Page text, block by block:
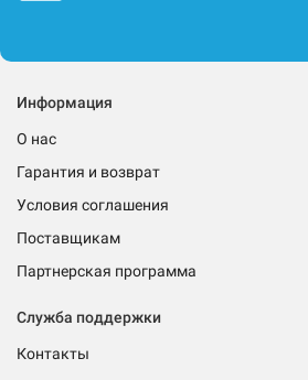
Информация
О нас
Гарантия и возврат
Условия соглашения
Поставщикам
Партнерская программа
Служба поддержки
Контакты